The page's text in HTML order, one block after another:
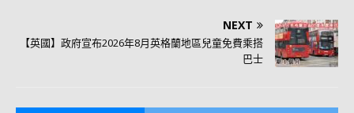
NEXT
【英國】政府宣布2026年8月英格蘭地區兒童免費乘搭
巴士